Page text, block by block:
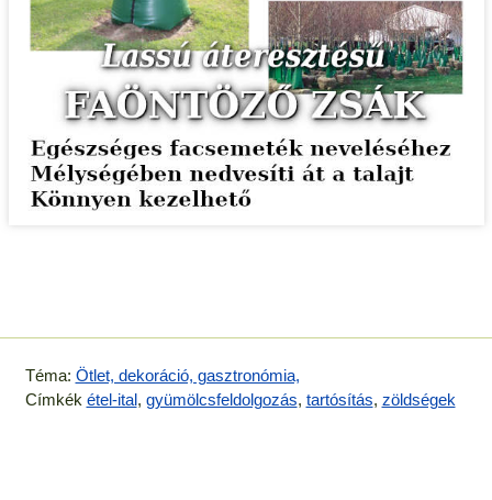
Téma: Ötlet, dekoráció, gasztronómia,
Címkék étel-ital, gyümölcsfeldolgozás, tartósítás, zöldségek